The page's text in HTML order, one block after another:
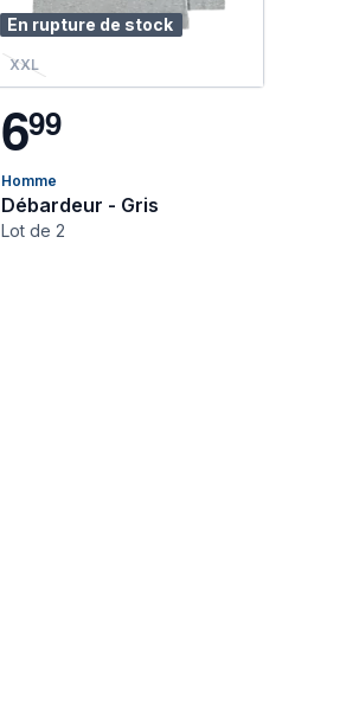
En rupture de stock
XXL
699
Homme
Débardeur - Gris
Lot de 2